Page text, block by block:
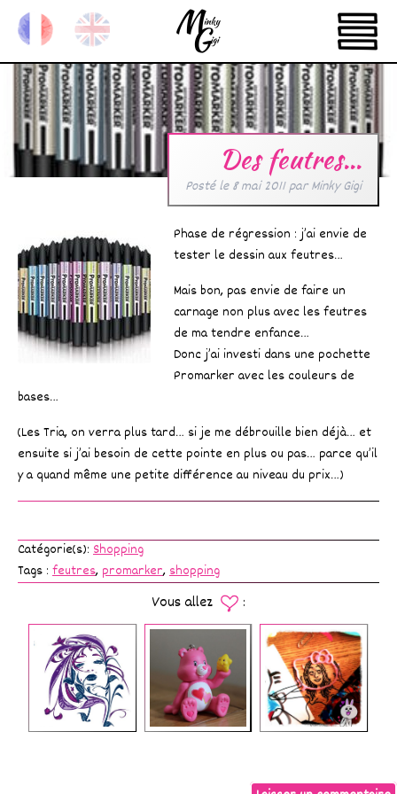
Des feutres…
Posté le8 mai 2011parMinky Gigi
Phase de régression : j’ai envie de
tester le dessin aux feutres…
Mais bon, pas envie de faire un
carnage non plus avec les feutres
de ma tendre enfance…
Donc j’ai investi dans une pochette
Promarker avec les couleurs de
bases…
(Les Tria, on verra plus tard… si je me débrouille bien déjà… et
ensuite si j’ai besoin de cette pointe en plus ou pas… parce qu’il
y a quand même une petite différence au niveau du prix…)
Catégorie(s): Shopping
Tags : feutres, promarker,shopping
Vous allez :